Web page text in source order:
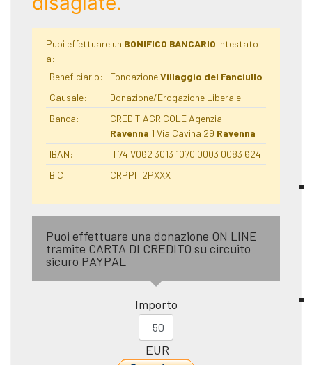
Puoi effettuare un BONIFICO BANCARIO intestato
a:
Beneficiario:
FondazioneVillaggio del Fanciullo
Causale:
Donazione/Erogazione Liberale
Banca:
CREDIT AGRICOLE Agenzia:
Ravenna 1 Via Cavina 29 Ravenna
IBAN:
IT74 V062 3013 1070 0003 0083 624
BIC:
CRPPIT2PXXX
Puoi effettuare una donazione ON LINE
tramite CARTA DI CREDITO su circuito
sicuro PAYPAL
Importo
EUR